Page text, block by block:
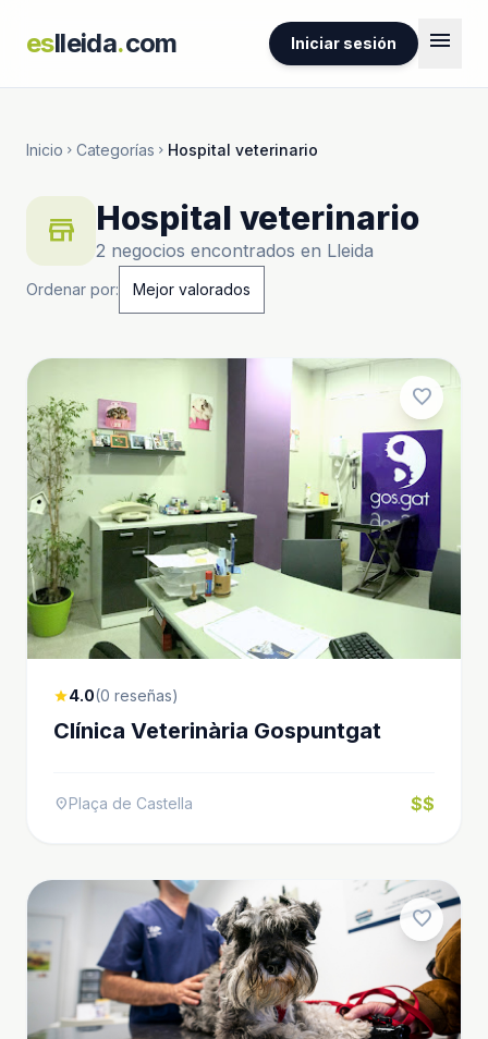
eslleida.com Iniciar sesión menu
Inicio chevron_right Categorías chevron_right Hospital veterinario
store Hospital veterinario
2 negocios encontrados en Lleida
Ordenar por:
favorite
star4.0(0 reseñas)
Clínica Veterinària Gospuntgat
location_onPlaça de Castella $$
favorite